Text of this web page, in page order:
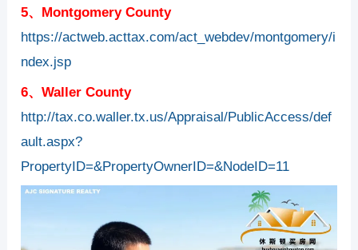
5、Montgomery County
https://actweb.acttax.com/act_webdev/montgomery/i
ndex.jsp
6、Waller County
http://tax.co.waller.tx.us/Appraisal/PublicAccess/def
ault.aspx?
PropertyID=&PropertyOwnerID=&NodeID=11